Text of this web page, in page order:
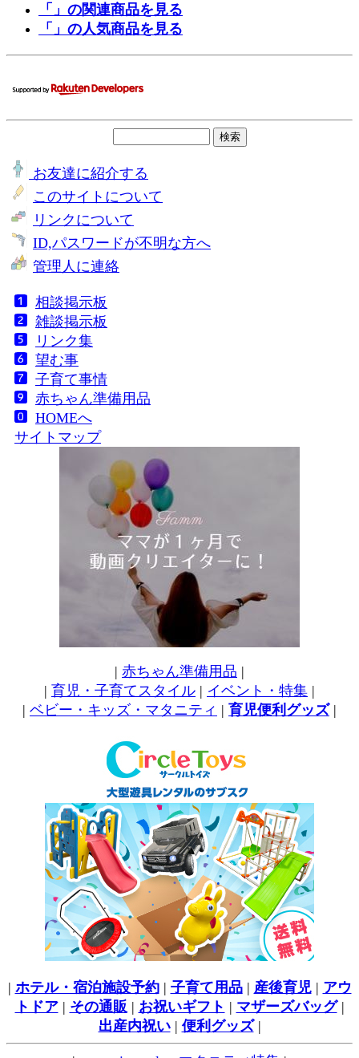
「」の関連商品を見る
「」の人気商品を見る
お友達に紹介する
このサイトについて
リンクについて
ID,パスワードが不明な方へ
管理人に連絡
相談掲示板
雑談掲示板
リンク集
望む事
子育て事情
赤ちゃん準備用品
HOMEへ
サイトマップ
| 赤ちゃん準備用品 |
| 育児・子育てスタイル | イベント・特集 |
| ベビー・キッズ・マタニティ | 育児便利グッズ|
| ホテル・宿泊施設予約| 子育て用品| 産後育児| アウ
トドア| その通販 | お祝いギフト | マザーズバッグ|
出産内祝い| 便利グッズ|